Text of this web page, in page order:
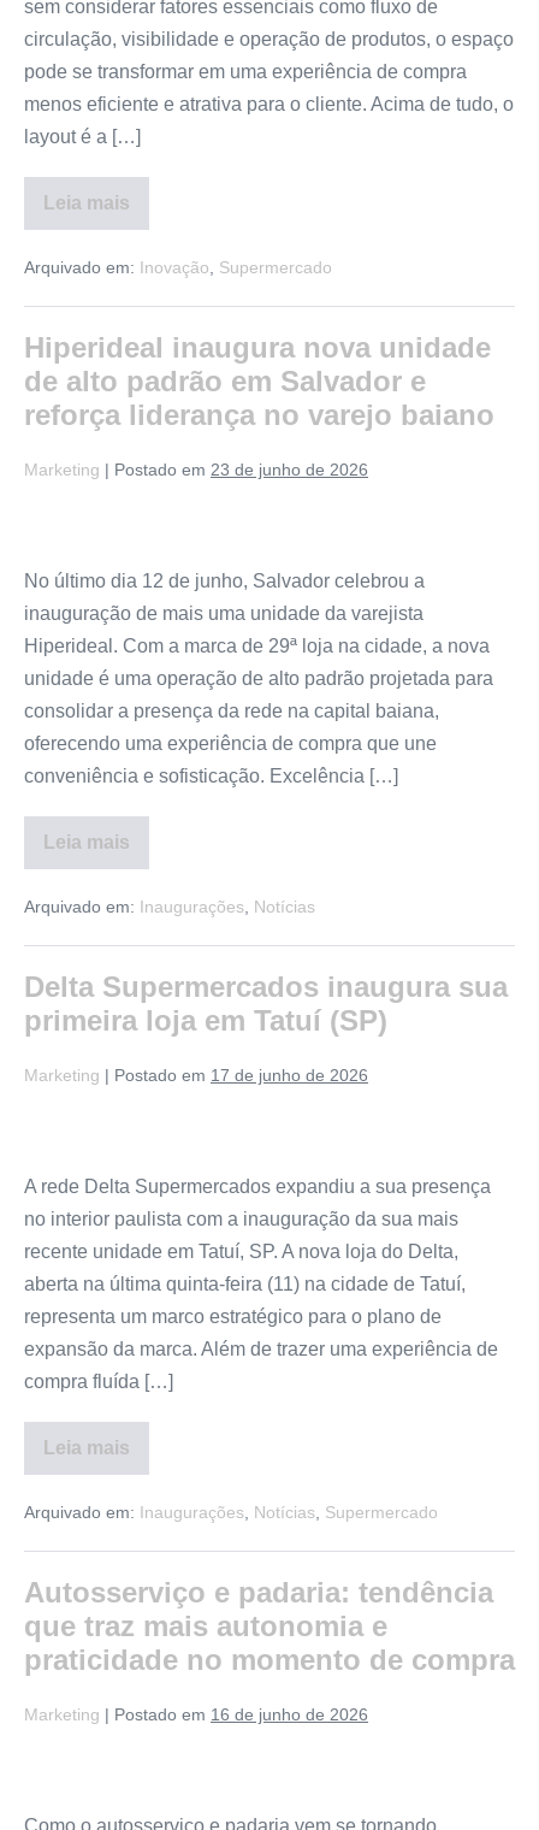
sem considerar fatores essenciais como fluxo de
circulação, visibilidade e operação de produtos, o espaço
pode se transformar em uma experiência de compra
menos eficiente e atrativa para o cliente. Acima de tudo, o
layout é a […]
Leia mais
Arquivado em: Inovação Supermercado
Hiperideal inaugura nova unidade
de alto padrão em Salvador e
reforça liderança no varejo baiano
Marketing | Postado em 23 de junho de 2026
No último dia 12 de junho, Salvador celebrou a
inauguração de mais uma unidade da varejista
Hiperideal. Com a marca de 29ª loja na cidade, a nova
unidade é uma operação de alto padrão projetada para
consolidar a presença da rede na capital baiana,
oferecendo uma experiência de compra que une
conveniência e sofisticação. Excelência […]
Leia mais
Arquivado em: Inaugurações Notícias
Delta Supermercados inaugura sua
primeira loja em Tatuí (SP)
Marketing | Postado em 17 de junho de 2026
A rede Delta Supermercados expandiu a sua presença
no interior paulista com a inauguração da sua mais
recente unidade em Tatuí, SP. A nova loja do Delta,
aberta na última quinta-feira (11) na cidade de Tatuí,
representa um marco estratégico para o plano de
expansão da marca. Além de trazer uma experiência de
compra fluída […]
Leia mais
Arquivado em: Inaugurações Notícias Supermercado
Autosserviço e padaria: tendência
que traz mais autonomia e
praticidade no momento de compra
Marketing | Postado em 16 de junho de 2026
Como o autosserviço e padaria vem se tornando